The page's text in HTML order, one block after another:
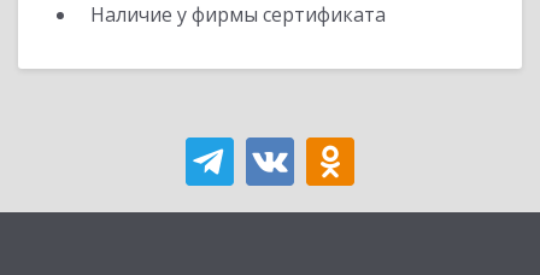
Наличие у фирмы сертификата